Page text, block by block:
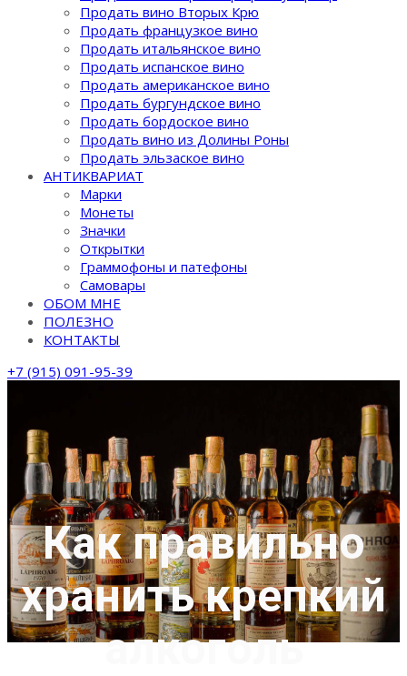
Продать вино Вторых Крю
Продать французкое вино
Продать итальянское вино
Продать испанское вино
Продать американское вино
Продать бургундское вино
Продать бордоское вино
Продать вино из Долины Роны
Продать эльзаское вино
АНТИКВАРИАТ
Марки
Монеты
Значки
Открытки
Граммофоны и патефоны
Самовары
ОБОМ МНЕ
ПОЛЕЗНО
КОНТАКТЫ
+7 (915) 091-95-39
Как правильно
хранить крепкий
алкоголь